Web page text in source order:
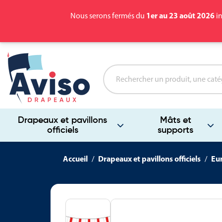
Nous serons fermés du 1er au 23 août 2026
Drapeaux et pavillons
officiels
Mâts et
supports
Accueil Drapeaux et pavillons officiels